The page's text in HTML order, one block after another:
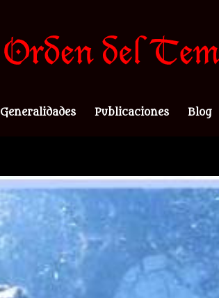
Generalidades Publicaciones Blog